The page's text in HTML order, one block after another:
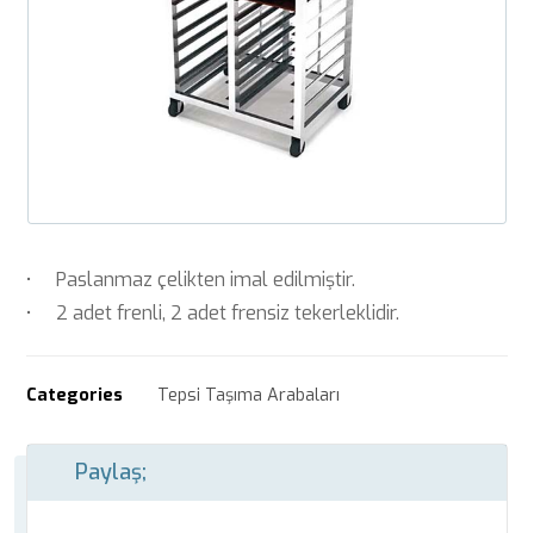
• Paslanmaz çelikten imal edilmiştir.
• 2 adet frenli, 2 adet frensiz tekerleklidir.
Categories Tepsi Taşıma Arabaları